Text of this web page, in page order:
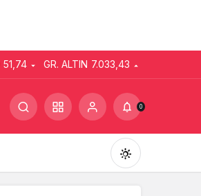
51,74 GR. ALTIN 7.033,43
0